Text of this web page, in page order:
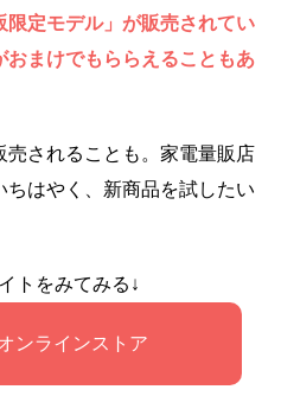
限定モデル」が販売されてい
まけでもららえることもあ
されることも。家電量販店
はやく、新商品を試したい
トをみてみる↓
ンラインストア